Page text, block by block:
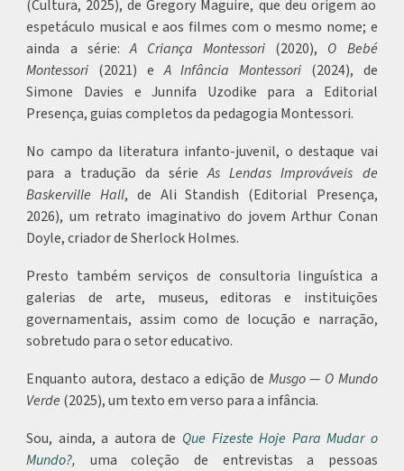
(Cultura, 2025), de Gregory Maguire, que deu origem ao
espetáculo musical e aos filmes com o mesmo nome; e
ainda a série:A Criança Montessori (2020), O Bebé
Montessori (2021) eA Infância Montessori (2024), de
Simone Davies e Junnifa Uzodike para a Editorial
Presença, guias completos da pedagogia Montessori.
No campo da literatura infanto-juvenil, o destaque vai
para a tradução da sérieAs Lendas Improváveis de
Baskerville Hall, de Ali Standish (Editorial Presença,
2026), um retrato imaginativo do jovem Arthur Conan
Doyle, criador de Sherlock Holmes.
Presto também serviços de consultoria linguística a
galerias de arte, museus, editoras e instituições
governamentais, assim como de locução e narração,
sobretudo para o setor educativo.
Enquanto autora, destaco a edição de Musgo — O Mundo
Verde (2025), um texto em verso para a infância.
Sou, ainda, a autora de Que Fizeste Hoje Para Mudar o
Mundo?, uma
coleção de entrevistas a pessoas